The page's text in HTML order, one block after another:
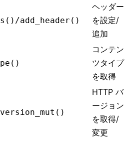
add_header()
ヘッダー
を設定/
追加
コンテン
ツタイプ
を取得
HTTP バ
ージョン
を取得/
変更